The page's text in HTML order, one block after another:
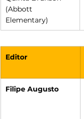
(Abbott
Elementary)
Editor
Filipe Augusto